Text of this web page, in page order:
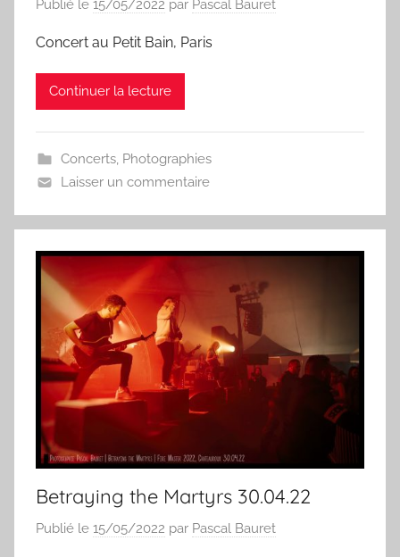
Publié le 15/05/2022 par Pascal Bauret
Concert au Petit Bain, Paris
Continuer la lecture
Concerts, Photographies
Laisser un commentaire
Betraying the Martyrs 30.04.22
Publié le 15/05/2022 par Pascal Bauret